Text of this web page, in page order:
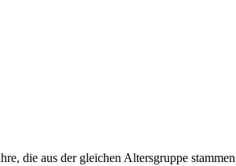
die aus der gleichen Altersgruppe